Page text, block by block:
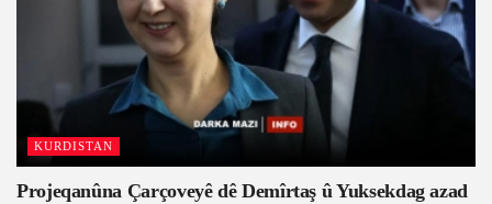
KURDISTAN
Projeqanûna Çarçoveyê dê Demîrtaş û Yuksekdag azad